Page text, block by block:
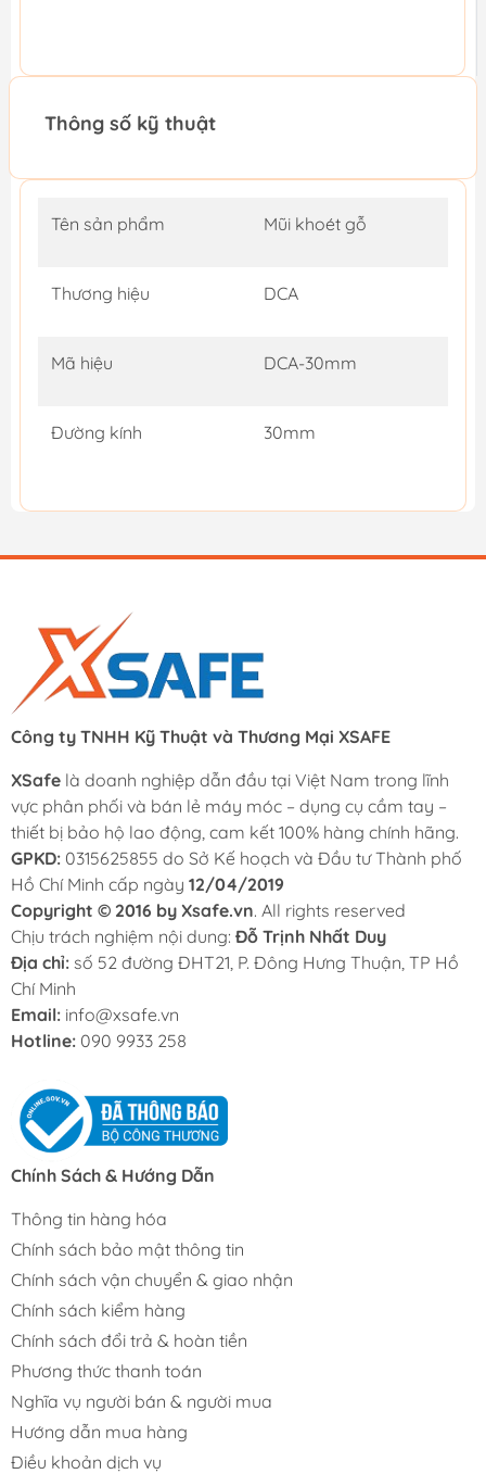
Thông số kỹ thuật
Tên sản phẩm Mũi khoét gỗ
Thương hiệu DCA
Mã hiệu DCA-30mm
Đường kính 30mm
Công ty TNHH Kỹ Thuật và Thương Mại XSAFE
XSafe là doanh nghiệp dẫn đầu tại Việt Nam trong lĩnh
vực phân phối và bán lẻ máy móc – dụng cụ cầm tay –
thiết bị bảo hộ lao động, cam kết 100% hàng chính hãng.
GPKD: 0315625855 do Sở Kế hoạch và Đầu tư Thành phố
Hồ Chí Minh cấp ngày 12/04/2019
Copyright © 2016 by Xsafe.vn. All rights reserved
Chịu trách nghiệm nội dung: Đỗ Trịnh Nhất Duy
Địa chỉ: số 52 đường ĐHT21, P. Đông Hưng Thuận, TP Hồ
Chí Minh
Email: info@xsafe.vn
Hotline: 090 9933 258
Chính Sách & Hướng Dẫn
Thông tin hàng hóa
Chính sách bảo mật thông tin
Chính sách vận chuyển & giao nhận
Chính sách kiểm hàng
Chính sách đổi trả & hoàn tiền
Phương thức thanh toán
Nghĩa vụ người bán & người mua
Hướng dẫn mua hàng
Điều khoản dịch vụ